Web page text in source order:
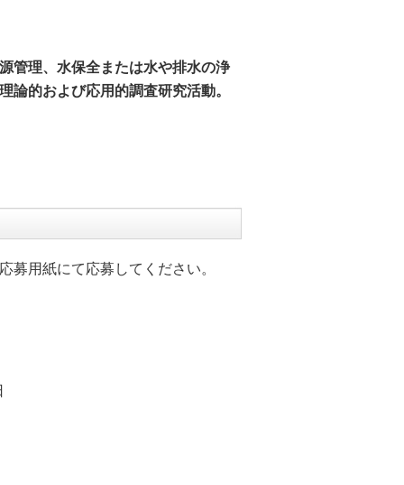
管理、水保全または水や排水の浄
論的および応用的調査研究活動。
募用紙にて応募してください。